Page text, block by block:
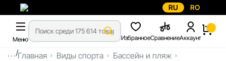
RU RO
Меню ИзбранноеСравнениеАккаунт
...Главная Виды спорта
Бассейн и пляж